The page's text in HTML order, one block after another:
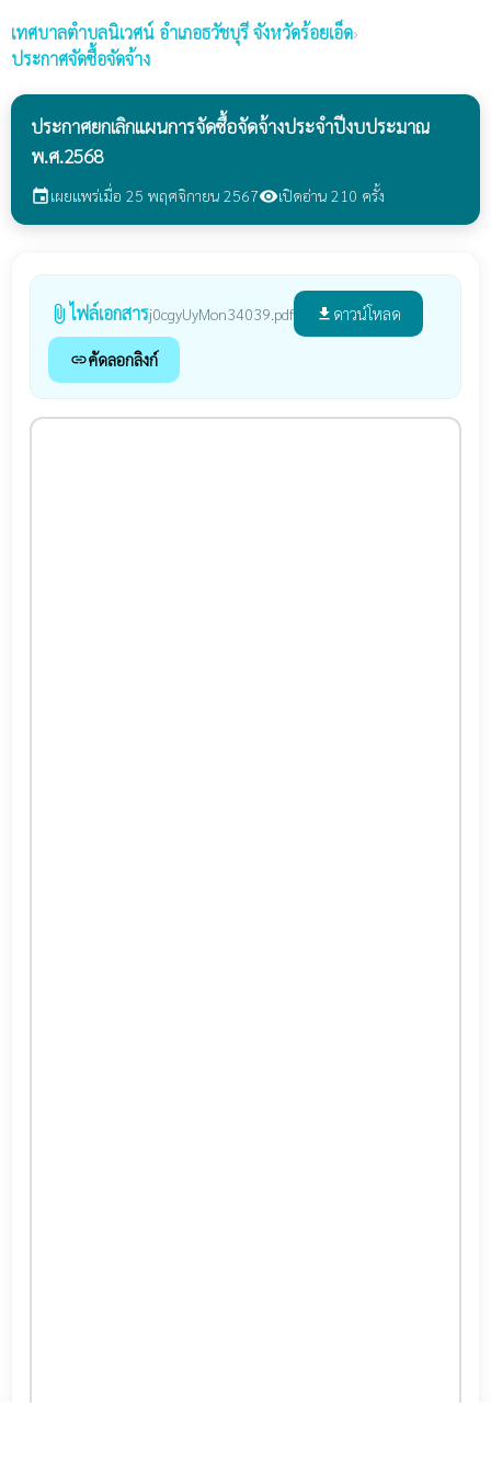
เทศบาลตำบลนิเวศน์ อำเภอธวัชบุรี จังหวัดร้อยเอ็ด›
ประกาศจัดซื้อจัดจ้าง
ประกาศยกเลิกแผนการจัดซื้อจัดจ้างประจำปีงบประมาณ
พ.ศ.2568
eventเผยแพร่เมื่อ 25 พฤศจิกายน 2567visibilityเปิดอ่าน 210 ครั้ง
attach_file ไฟล์เอกสารj0cgyUyMon34039.pdf file_download ดาวน์โหลด
linkคัดลอกลิงก์